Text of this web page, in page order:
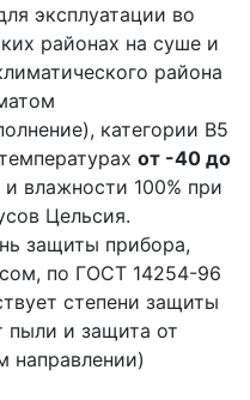
эксплуатации во
районах на суше и
района
категории B5
от -40 до
и влажности 100% при
Цельсия.
защиты прибора,
по ГОСТ 14254-96
степени защиты
пыли и защита от
направлении)